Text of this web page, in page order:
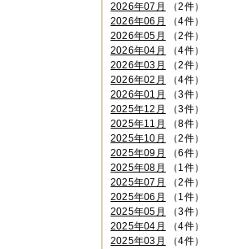
2026年07月
（2件）
2026年06月
（4件）
2026年05月
（2件）
2026年04月
（4件）
2026年03月
（2件）
2026年02月
（4件）
2026年01月
（3件）
2025年12月
（3件）
2025年11月
（8件）
2025年10月
（2件）
2025年09月
（6件）
2025年08月
（1件）
2025年07月
（2件）
2025年06月
（1件）
2025年05月
（3件）
2025年04月
（4件）
2025年03月
（4件）